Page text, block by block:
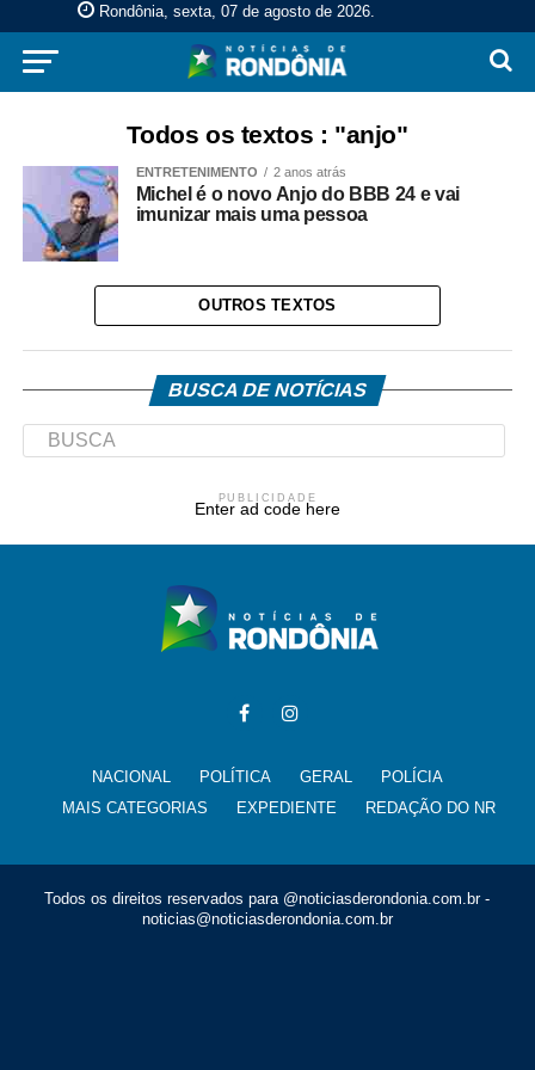
Rondônia, sexta, 07 de agosto de 2026.
Todos os textos : "anjo"
ENTRETENIMENTO 2 anos atrás
Michel é o novo Anjo do BBB 24 e vai
imunizar mais uma pessoa
OUTROS TEXTOS
BUSCA DE NOTÍCIAS
PUBLICIDADE
Enter ad code here
NACIONAL POLÍTICA GERAL
POLÍCIA
MAIS CATEGORIAS
EXPEDIENTE REDAÇÃO DO NR
Todos os direitos reservados para @noticiasderondonia.com.br -
noticias@noticiasderondonia.com.br